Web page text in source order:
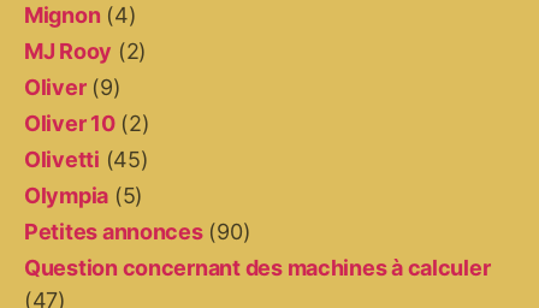
Mignon (4)
MJ Rooy (2)
Oliver(9)
Oliver 10(2)
Olivetti (45)
Olympia (5)
Petites annonces(90)
Question concernant des machines à calculer
(47)